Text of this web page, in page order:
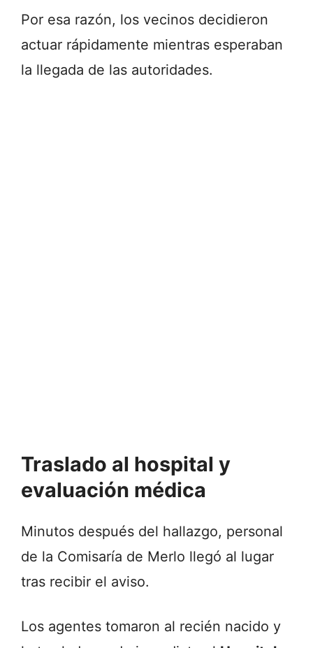
Por esa razón, los vecinos decidieron
actuar rápidamente mientras esperaban
la llegada de las autoridades.
Traslado al hospital y
evaluación médica
Minutos después del hallazgo, personal
de la Comisaría de Merlo llegó al lugar
tras recibir el aviso.
Los agentes tomaron al recién nacido y